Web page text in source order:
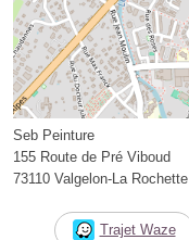
Seb Peinture
155 Route de Pré Viboud
73110 Valgelon-La Rochette
Trajet Waze